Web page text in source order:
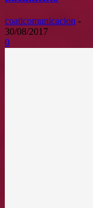
coaticomunicacion -
30/08/2017
0